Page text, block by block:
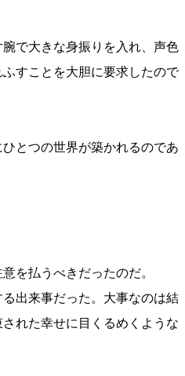
で大きな身振りを入れ、声色
すことを大胆に要求したので
とつの世界が築かれるのであ
を払うべきだったのだ。
出来事だった。大事なのは結
れた幸せに目くるめくような